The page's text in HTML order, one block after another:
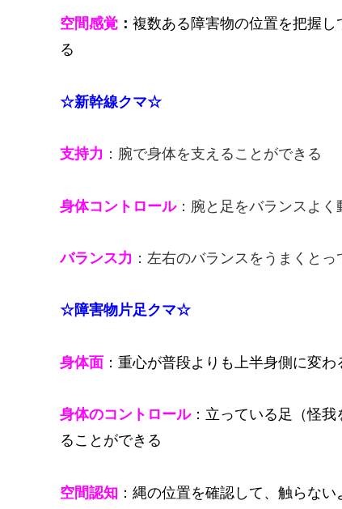
空間感覚 ： 複数ある障害物の位置を把握
る
☆新幹線クマ☆
支持力 ：腕で身体を支えることができる
身体コントロール：腕と足をバランスよ
バランス力 ：左右のバランスをうまくと
☆障害物片足クマ☆
身体面 ：重心が普段よりも上半身側に変
身体のコントロール：立っている足（怪我
ることができる
空間認知 ：縄の位置を確認して、触らな